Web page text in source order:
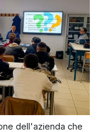
dell'azienda che